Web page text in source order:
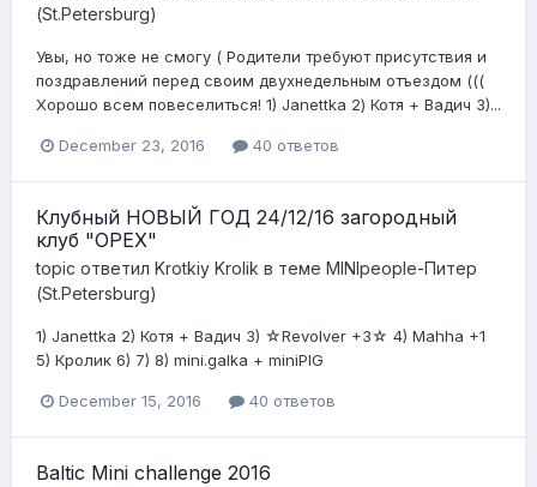
(St.Petersburg)
Увы, но тоже не смогу ( Родители требуют присутствия и
поздравлений перед своим двухнедельным отъездом (((
Хорошо всем повеселиться! 1) Janettka 2) Котя + Вадич 3)...
December 23, 2016 40 ответов
Клубный НОВЫЙ ГОД 24/12/16 загородный
клуб "ОРЕХ"
topic ответил Krotkiy Krolik в теме MINIpeople-Питер
(St.Petersburg)
1) Janettka 2) Котя + Вадич 3) ☆Revolver +3☆ 4) Mahha +1
5) Кролик 6) 7) 8) mini.galka + miniPIG
December 15, 2016 40 ответов
Baltic Mini challenge 2016